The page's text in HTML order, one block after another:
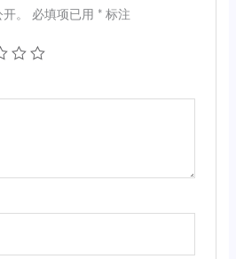
。 必填项已用 *标注